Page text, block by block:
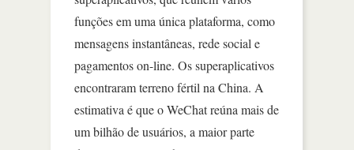
funções em uma única plataforma, como
mensagens instantâneas, rede social e
pagamentos on-line. Os superaplicativos
encontraram terreno fértil na China. A
estimativa é que o WeChat reúna mais de
um bilhão de usuários, a maior parte